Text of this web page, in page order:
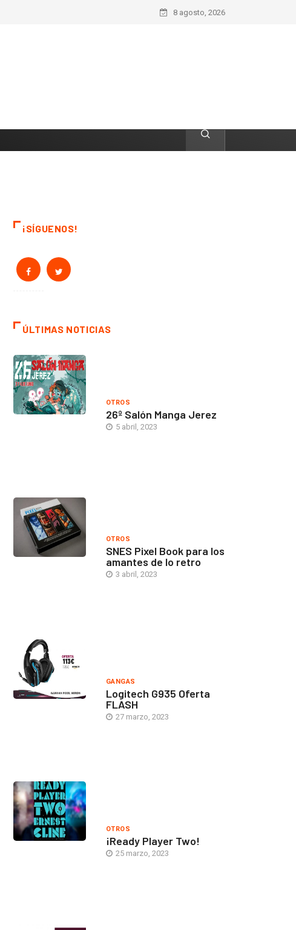
8 agosto, 2026
¡SÍGUENOS!
ÚLTIMAS NOTICIAS
OTROS
26º Salón Manga Jerez
5 abril, 2023
OTROS
SNES Pixel Book para los
amantes de lo retro
3 abril, 2023
GANGAS
Logitech G935 Oferta
FLASH
27 marzo, 2023
OTROS
¡Ready Player Two!
25 marzo, 2023